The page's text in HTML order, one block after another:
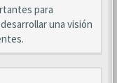
para
una visión